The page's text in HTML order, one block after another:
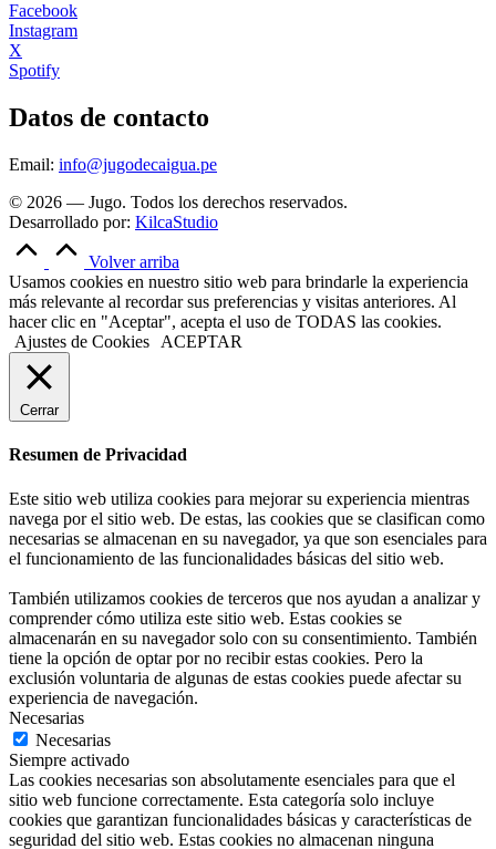
Facebook
Instagram
X
Spotify
Datos de contacto
Email: info@jugodecaigua.pe
© 2026 — Jugo. Todos los derechos reservados.
Desarrollado por: KilcaStudio
Volver arriba
Usamos cookies en nuestro sitio web para brindarle la experiencia
más relevante al recordar sus preferencias y visitas anteriores. Al
hacer clic en "Aceptar", acepta el uso de TODAS las cookies.
Ajustes de Cookies
ACEPTAR
Cerrar
Resumen de Privacidad
Este sitio web utiliza cookies para mejorar su experiencia mientras
navega por el sitio web. De estas, las cookies que se clasifican como
necesarias se almacenan en su navegador, ya que son esenciales para
el funcionamiento de las funcionalidades básicas del sitio web.
También utilizamos cookies de terceros que nos ayudan a analizar y
comprender cómo utiliza este sitio web. Estas cookies se
almacenarán en su navegador solo con su consentimiento. También
tiene la opción de optar por no recibir estas cookies. Pero la
exclusión voluntaria de algunas de estas cookies puede afectar su
experiencia de navegación.
Necesarias
Necesarias
Siempre activado
Las cookies necesarias son absolutamente esenciales para que el
sitio web funcione correctamente. Esta categoría solo incluye
cookies que garantizan funcionalidades básicas y características de
seguridad del sitio web. Estas cookies no almacenan ninguna